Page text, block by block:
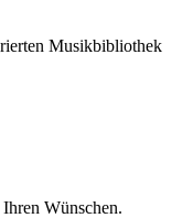
Musikbibliothek
Wünschen.